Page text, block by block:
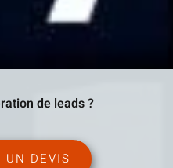
de leads ?
UN DEVIS